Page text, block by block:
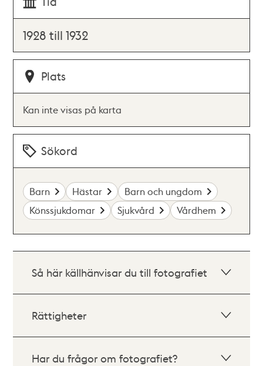
1928 till 1932
Plats
Kan inte visas på karta
Sökord
Barn Hästar
Barn och ungdom
Könssjukdomar
Sjukvård Vårdhem
Så här källhänvisar du till fotografiet
Rättigheter
Har du frågor om fotografiet?